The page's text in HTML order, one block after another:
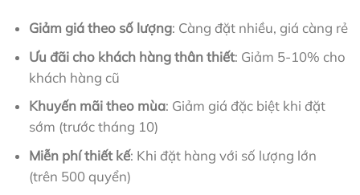
Giảm giá theo số lượng: Càng đặt nhiều, giá càng rẻ
Ưu đãi cho khách hàng thân thiết: Giảm 5-10% cho
khách hàng cũ
Khuyến mãi theo mùa: Giảm giá đặc biệt khi đặt
sớm (trước tháng 10)
Miễn phí thiết kế: Khi đặt hàng với số lượng lớn
(trên 500 quyển)